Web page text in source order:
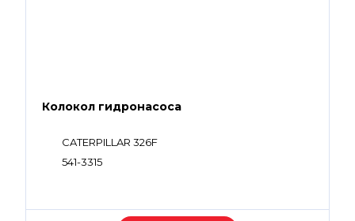
Колокол гидронасоса
CATERPILLAR 326F
541-3315